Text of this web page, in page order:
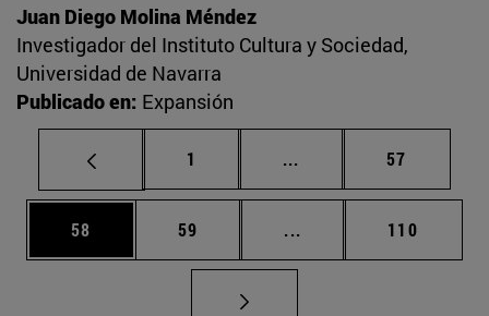
Juan Diego Molina Méndez
Investigador del Instituto Cultura y Sociedad,
Universidad de Navarra
Publicado en: Expansión
Página
1 ... Páginas intermedias
Página
57
Página
58 Página
59 ... Páginas intermedias
Página
110